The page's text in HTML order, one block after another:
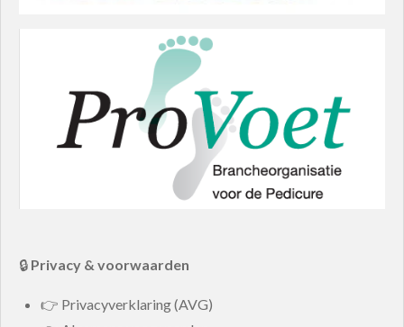
🔒 Privacy & voorwaarden
👉 Privacyverklaring (AVG)